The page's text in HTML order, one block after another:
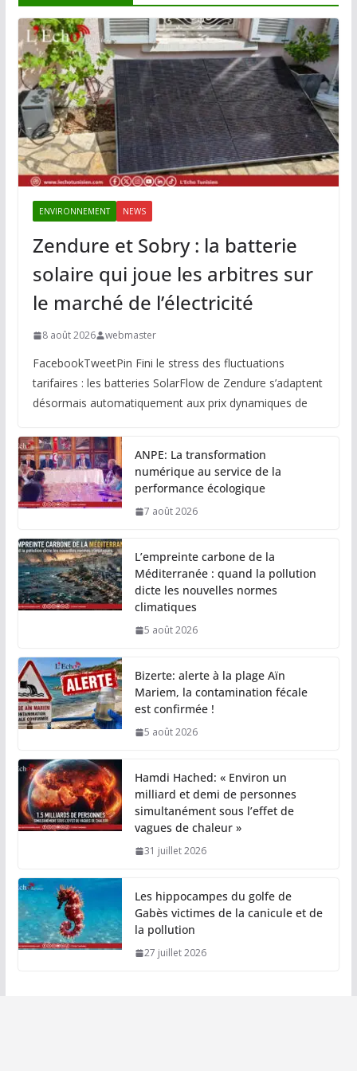
ENVIRONNEMENT NEWS
Zendure et Sobry : la batterie
solaire qui joue les arbitres sur
le marché de l’électricité
8 août 2026 webmaster
FacebookTweetPin Fini le stress des fluctuations
tarifaires : les batteries SolarFlow de Zendure s’adaptent
désormais automatiquement aux prix dynamiques de
ANPE: La transformation
numérique au service de la
performance écologique
7 août 2026
L’empreinte carbone de la
Méditerranée : quand la pollution
dicte les nouvelles normes
climatiques
5 août 2026
Bizerte: alerte à la plage Aïn
Mariem, la contamination fécale
est confirmée !
5 août 2026
Hamdi Hached: « Environ un
milliard et demi de personnes
simultanément sous l’effet de
vagues de chaleur »
31 juillet 2026
Les hippocampes du golfe de
Gabès victimes de la canicule et de
la pollution
27 juillet 2026